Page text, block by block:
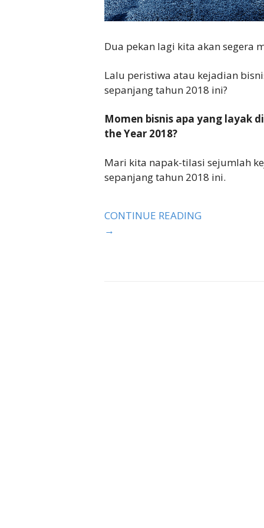
Dua pekan lagi kita akan segera
Lalu peristiwa atau kejadian
sepanjang tahun 2018 ini?
Momen bisnis apa yang layak
the Year 2018?
Mari kita napak-tilasi sejumlah
sepanjang tahun 2018 ini.
CONTINUE READING
→